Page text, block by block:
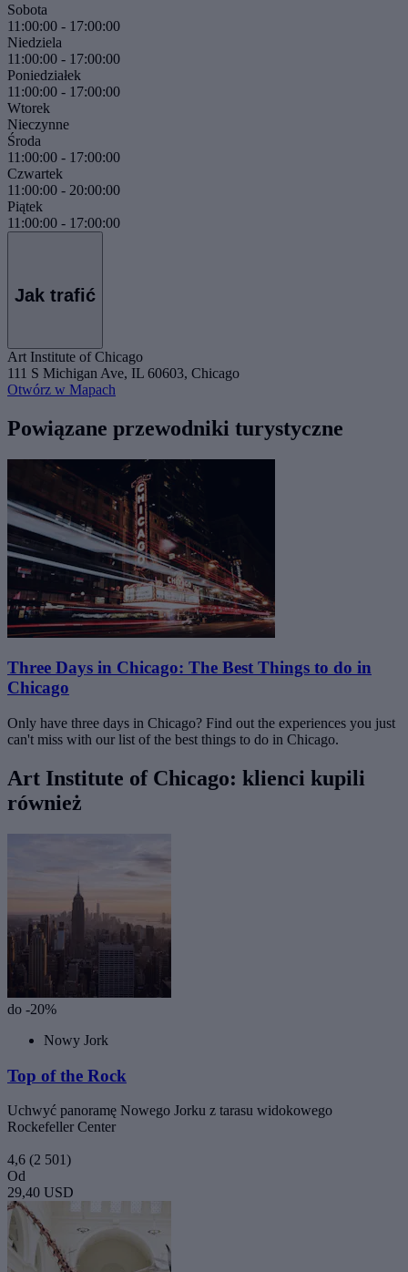
Sobota
11:00:00 - 17:00:00
Niedziela
11:00:00 - 17:00:00
Poniedziałek
11:00:00 - 17:00:00
Wtorek
Nieczynne
Środa
11:00:00 - 17:00:00
Czwartek
11:00:00 - 20:00:00
Piątek
11:00:00 - 17:00:00
Jak trafić
Art Institute of Chicago
111 S Michigan Ave, IL 60603, Chicago
Otwórz w Mapach
Powiązane przewodniki turystyczne
Three Days in Chicago: The Best Things to do in
Chicago
Only have three days in Chicago? Find out the experiences you just
can't miss with our list of the best things to do in Chicago.
Art Institute of Chicago: klienci kupili
również
do -20%
Nowy Jork
Top of the Rock
Uchwyć panoramę Nowego Jorku z tarasu widokowego
Rockefeller Center
4,6 (2 501)
Od
29,40 USD